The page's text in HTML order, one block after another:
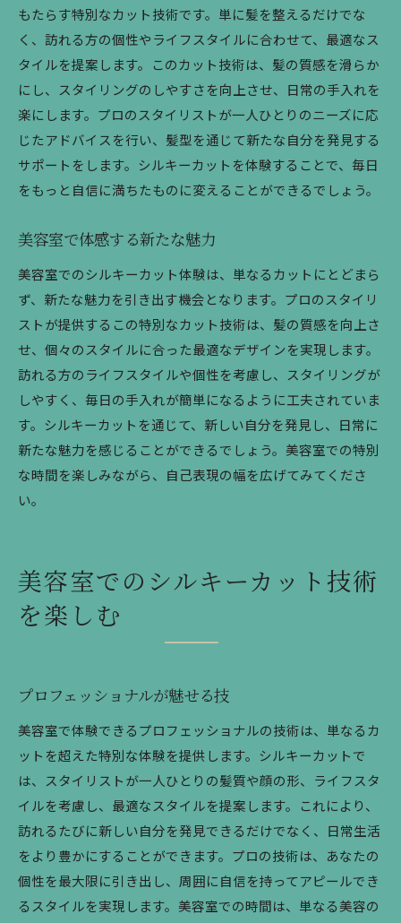
もたらす特別なカット技術です。単に髪を整えるだけでな
く、訪れる方の個性やライフスタイルに合わせて、最適なス
タイルを提案します。このカット技術は、髪の質感を滑らか
にし、スタイリングのしやすさを向上させ、日常の手入れを
楽にします。プロのスタイリストが一人ひとりのニーズに応
じたアドバイスを行い、髪型を通じて新たな自分を発見する
サポートをします。シルキーカットを体験することで、毎日
をもっと自信に満ちたものに変えることができるでしょう。
美容室で体感する新たな魅力
美容室でのシルキーカット体験は、単なるカットにとどまら
ず、新たな魅力を引き出す機会となります。プロのスタイリ
ストが提供するこの特別なカット技術は、髪の質感を向上さ
せ、個々のスタイルに合った最適なデザインを実現します。
訪れる方のライフスタイルや個性を考慮し、スタイリングが
しやすく、毎日の手入れが簡単になるように工夫されていま
す。シルキーカットを通じて、新しい自分を発見し、日常に
新たな魅力を感じることができるでしょう。美容室での特別
な時間を楽しみながら、自己表現の幅を広げてみてくださ
い。
美容室でのシルキーカット技術
を楽しむ
プロフェッショナルが魅せる技
美容室で体験できるプロフェッショナルの技術は、単なるカ
ットを超えた特別な体験を提供します。シルキーカットで
は、スタイリストが一人ひとりの髪質や顔の形、ライフスタ
イルを考慮し、最適なスタイルを提案します。これにより、
訪れるたびに新しい自分を発見できるだけでなく、日常生活
をより豊かにすることができます。プロの技術は、あなたの
個性を最大限に引き出し、周囲に自信を持ってアピールでき
るスタイルを実現します。美容室での時間は、単なる美容の